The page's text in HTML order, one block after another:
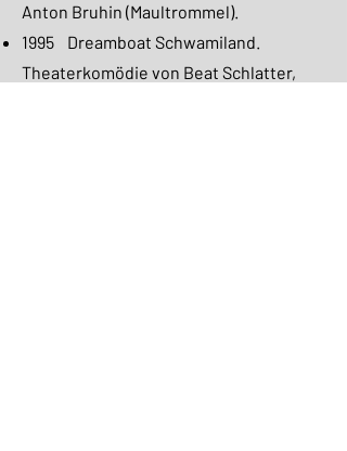
Anton Bruhin (Maultrommel).
1995 Dreamboat Schwamiland.
Theaterkomödie von Beat Schlatter,